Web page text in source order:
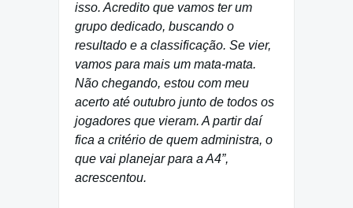
isso. Acredito que vamos ter um
grupo dedicado, buscando o
resultado e a classificação. Se vier,
vamos para mais um mata-mata.
Não chegando, estou com meu
acerto até outubro junto de todos os
jogadores que vieram. A partir daí
fica a critério de quem administra, o
que vai planejar para a A4”,
acrescentou.